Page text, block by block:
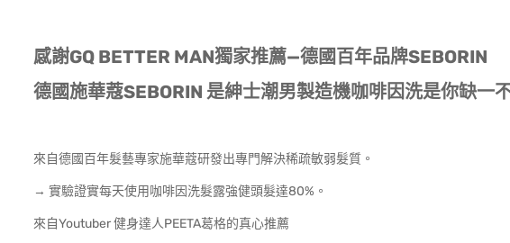
感謝GQ BETTER MAN獨家推薦—德國百年品牌SEBORIN
德國施華蔻SEBORIN 是紳士潮男製造機咖啡因洗是你缺一
來自德國百年髮藝專家施華蔻研發出專門解決稀疏敏弱髮質。
→ 實驗證實每天使用咖啡因洗髮露強健頭髮達80%。
來自Youtuber 健身達人PEETA葛格的真心推薦